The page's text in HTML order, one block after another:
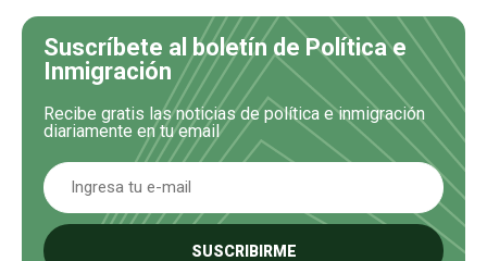
Suscríbete al boletín de Política e
Inmigración
Recibe gratis las noticias de política e inmigración
diariamente en tu email
SUSCRIBIRME